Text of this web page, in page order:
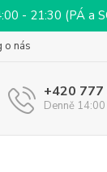
- 21:30 (PÁ a
o nás
+420
Denně